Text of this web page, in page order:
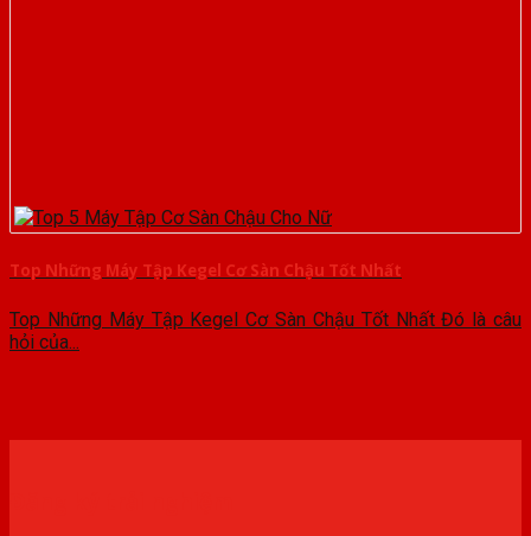
Top Những Máy Tập Kegel Cơ Sàn Chậu Tốt Nhất
Top Những Máy Tập Kegel Cơ Sàn Chậu Tốt Nhất Đó là câu
hỏi của...